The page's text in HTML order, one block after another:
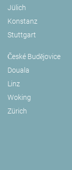
Jülich
Konstanz
Stuttgart
České Budějovice
Douala
Linz
Woking
Zürich